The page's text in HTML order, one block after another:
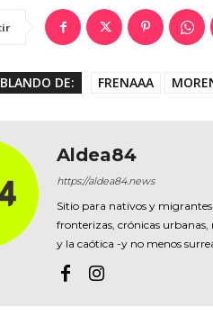
DE: FRENAAA
Aldea84
https://aldea84.news
Sitio para nativos y
fronterizas, crónicas urbanas,
y la caótica -y no menos